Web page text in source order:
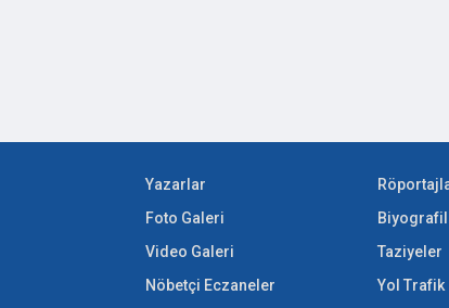
Yazarlar
Foto Galeri
Video Galeri
Nöbetçi Eczaneler
Taziyeler
Yol Trafik